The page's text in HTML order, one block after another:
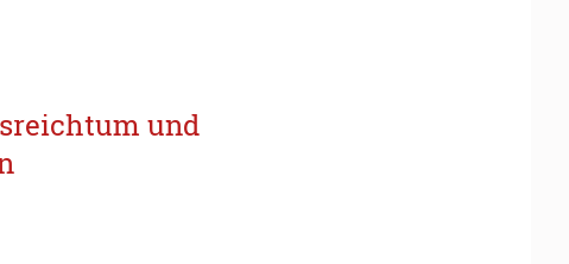
und